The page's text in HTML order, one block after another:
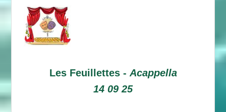
Les Feuillettes - Acappella
14 09 25